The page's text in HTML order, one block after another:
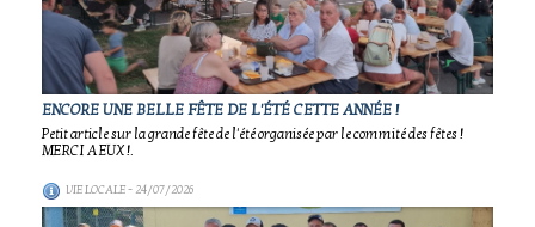
ENCORE UNE BELLE FÊTE DE L'ÉTÉ CETTE ANNÉE !
Petit article sur la grande fête de l'été organisée par le commité des fêtes !
MERCI A EUX !.
VIE LOCALE- 24/07/2026